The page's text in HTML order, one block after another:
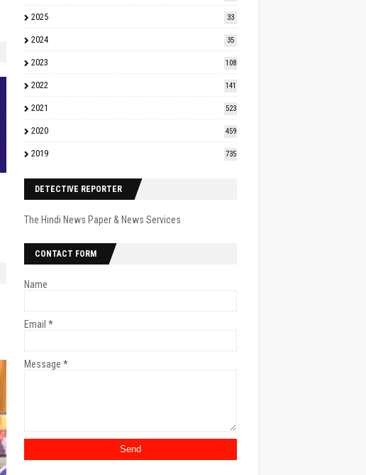
2025 33
2024 35
2023 108
2022 141
2021 523
2020 459
2019 735
DETECTIVE REPORTER
The Hindi News Paper & News Services
CONTACT FORM
Name
Email *
Message *